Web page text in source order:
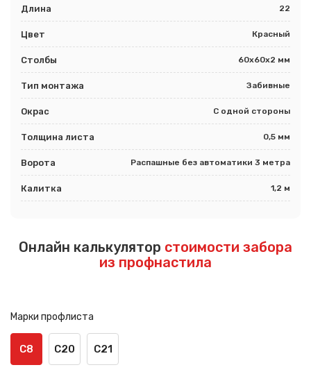
Длина 22
Цвет Красный
Столбы 60х60х2 мм
Тип монтажа Забивные
Окрас С одной стороны
Толщина листа 0,5 мм
Ворота Распашные без автоматики 3 метра
Калитка 1,2 м
Онлайн калькулятор стоимости забора
из профнастила
Марки профлиста
С8 С20 С21